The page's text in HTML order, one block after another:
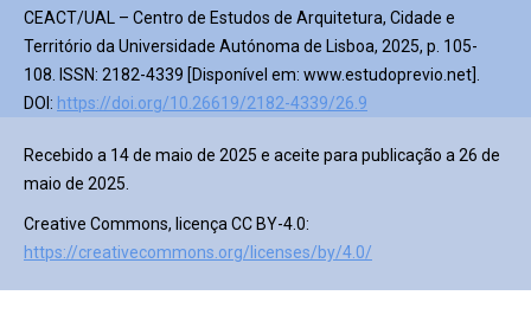
CEACT/UAL – Centro de Estudos de Arquitetura, Cidade e
Território da Universidade Autónoma de Lisboa, 2025, p. 105-
108. ISSN: 2182-4339 [Disponível em: www.estudoprevio.net].
DOI: https://doi.org/10.26619/2182-4339/26.9
Recebido a 14 de maio de 2025 e aceite para publicação a 26 de
maio de 2025.
Creative Commons, licença CC BY-4.0:
https://creativecommons.org/licenses/by/4.0/